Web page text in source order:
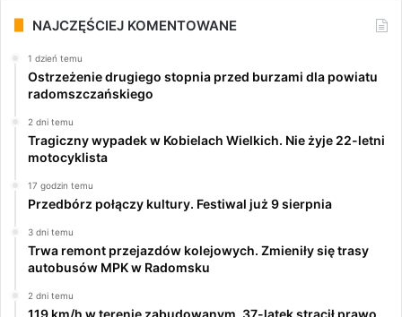
NAJCZĘŚCIEJ KOMENTOWANE
1 dzień temu
Ostrzeżenie drugiego stopnia przed burzami dla powiatu
radomszczańskiego
2 dni temu
Tragiczny wypadek w Kobielach Wielkich. Nie żyje 22-letni
motocyklista
17 godzin temu
Przedbórz połączy kultury. Festiwal już 9 sierpnia
3 dni temu
Trwa remont przejazdów kolejowych. Zmieniły się trasy
autobusów MPK w Radomsku
2 dni temu
119 km/h w terenie zabudowanym. 37-latek stracił prawo